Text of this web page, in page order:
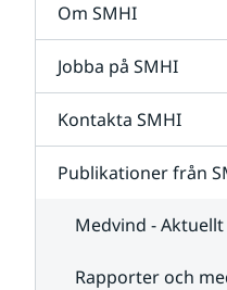
Om SMHI
Jobba på SMHI
Kontakta SMHI
Publikationer från
Medvind -
Rapporter och